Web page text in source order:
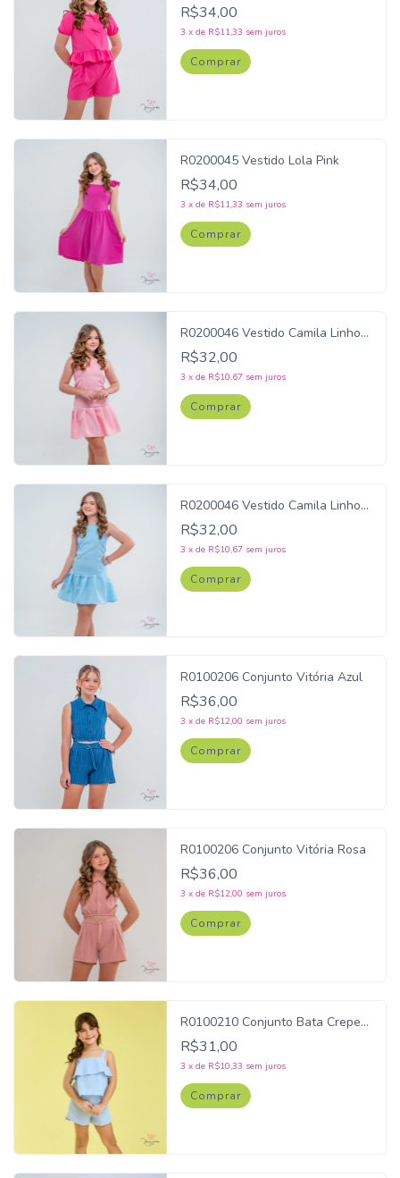
R$34,00
3 x de R$11,33 sem juros
Comprar
R0200045 Vestido Lola Pink
R$34,00
3 x de R$11,33 sem juros
Comprar
R0200046 Vestido Camila Linho
Rosa
R$32,00
3 x de R$10,67 sem juros
Comprar
R0200046 Vestido Camila Linho
Azul
R$32,00
3 x de R$10,67 sem juros
Comprar
R0100206 Conjunto Vitória Azul
R$36,00
3 x de R$12,00 sem juros
Comprar
R0100206 Conjunto Vitória Rosa
R$36,00
3 x de R$12,00 sem juros
Comprar
R0100210 Conjunto Bata Crepe
Azul Claro
R$31,00
3 x de R$10,33 sem juros
Comprar